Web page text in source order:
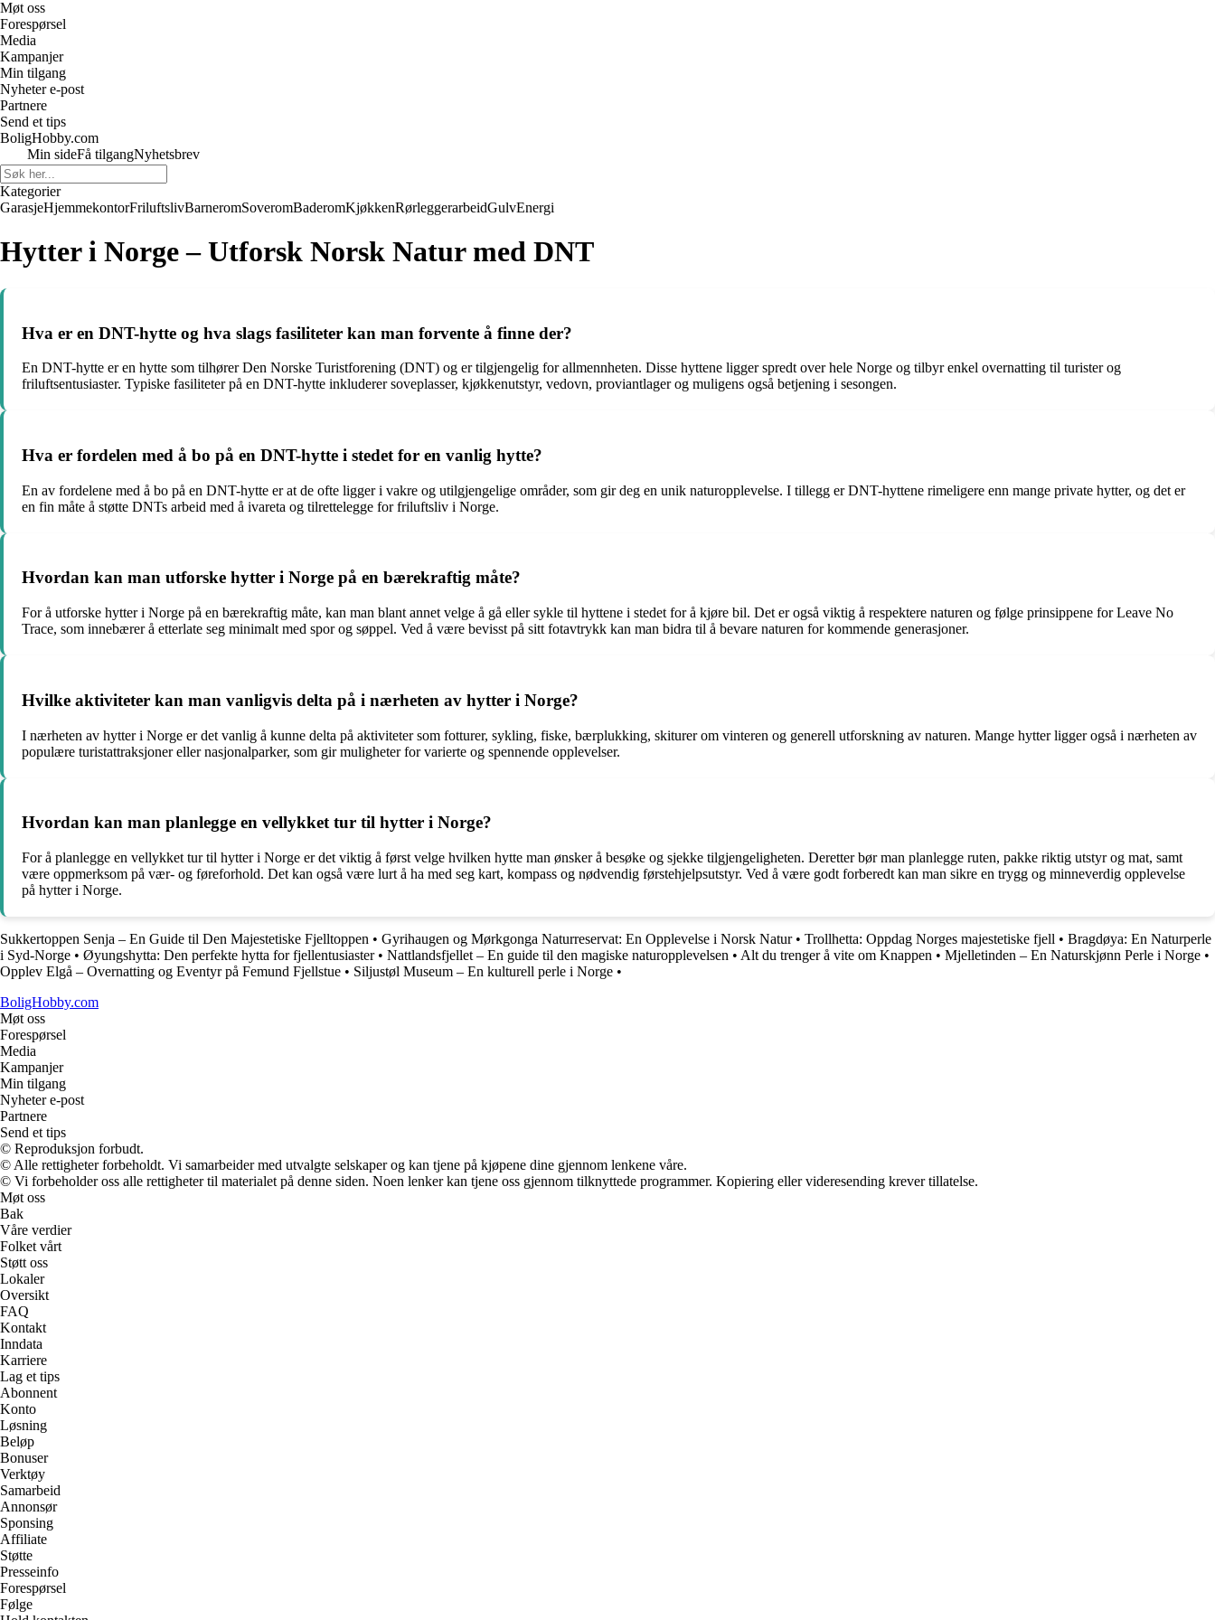
Møt oss
Forespørsel
Media
Kampanjer
Min tilgang
Nyheter e-post
Partnere
Send et tips
BoligHobby.com
Min sideFå tilgangNyhetsbrev
Kategorier
GarasjeHjemmekontorFriluftslivBarneromSoveromBaderomKjøkkenRørleggerarbeidGulvEnergi
Hytter i Norge – Utforsk Norsk Natur med DNT
Hva er en DNT-hytte og hva slags fasiliteter kan man forvente å finne der?
En DNT-hytte er en hytte som tilhører Den Norske Turistforening (DNT) og er tilgjengelig for allmennheten. Disse hyttene ligger spredt over hele Norge og tilbyr enkel overnatting til turister og
friluftsentusiaster. Typiske fasiliteter på en DNT-hytte inkluderer soveplasser, kjøkkenutstyr, vedovn, proviantlager og muligens også betjening i sesongen.
Hva er fordelen med å bo på en DNT-hytte i stedet for en vanlig hytte?
En av fordelene med å bo på en DNT-hytte er at de ofte ligger i vakre og utilgjengelige områder, som gir deg en unik naturopplevelse. I tillegg er DNT-hyttene rimeligere enn mange private hytter, og det er
en fin måte å støtte DNTs arbeid med å ivareta og tilrettelegge for friluftsliv i Norge.
Hvordan kan man utforske hytter i Norge på en bærekraftig måte?
For å utforske hytter i Norge på en bærekraftig måte, kan man blant annet velge å gå eller sykle til hyttene i stedet for å kjøre bil. Det er også viktig å respektere naturen og følge prinsippene for Leave No
Trace, som innebærer å etterlate seg minimalt med spor og søppel. Ved å være bevisst på sitt fotavtrykk kan man bidra til å bevare naturen for kommende generasjoner.
Hvilke aktiviteter kan man vanligvis delta på i nærheten av hytter i Norge?
I nærheten av hytter i Norge er det vanlig å kunne delta på aktiviteter som fotturer, sykling, fiske, bærplukking, skiturer om vinteren og generell utforskning av naturen. Mange hytter ligger også i nærheten av
populære turistattraksjoner eller nasjonalparker, som gir muligheter for varierte og spennende opplevelser.
Hvordan kan man planlegge en vellykket tur til hytter i Norge?
For å planlegge en vellykket tur til hytter i Norge er det viktig å først velge hvilken hytte man ønsker å besøke og sjekke tilgjengeligheten. Deretter bør man planlegge ruten, pakke riktig utstyr og mat, samt
være oppmerksom på vær- og føreforhold. Det kan også være lurt å ha med seg kart, kompass og nødvendig førstehjelpsutstyr. Ved å være godt forberedt kan man sikre en trygg og minneverdig opplevelse
på hytter i Norge.
Sukkertoppen Senja – En Guide til Den Majestetiske Fjelltoppen • Gyrihaugen og Mørkgonga Naturreservat: En Opplevelse i Norsk Natur• Trollhetta: Oppdag Norges majestetiske fjell • Bragdøya: En Naturperle
i Syd-Norge • Øyungshytta: Den perfekte hytta for fjellentusiaster• Nattlandsfjellet – En guide til den magiske naturopplevelsen • Alt du trenger å vite om Knappen • Mjelletinden – En Naturskjønn Perle i Norge •
Opplev Elgå – Overnatting og Eventyr på Femund Fjellstue • Siljustøl Museum – En kulturell perle i Norge •
BoligHobby.com
Møt oss
Forespørsel
Media
Kampanjer
Min tilgang
Nyheter e-post
Partnere
Send et tips
© Reproduksjon forbudt.
© Alle rettigheter forbeholdt. Vi samarbeider med utvalgte selskaper og kan tjene på kjøpene dine gjennom lenkene våre.
© Vi forbeholder oss alle rettigheter til materialet på denne siden. Noen lenker kan tjene oss gjennom tilknyttede programmer. Kopiering eller videresending krever tillatelse.
Møt oss
Bak
Våre verdier
Folket vårt
Støtt oss
Lokaler
Oversikt
FAQ
Kontakt
Inndata
Karriere
Lag et tips
Abonnent
Konto
Løsning
Beløp
Bonuser
Verktøy
Samarbeid
Annonsør
Sponsing
Affiliate
Støtte
Presseinfo
Forespørsel
Følge